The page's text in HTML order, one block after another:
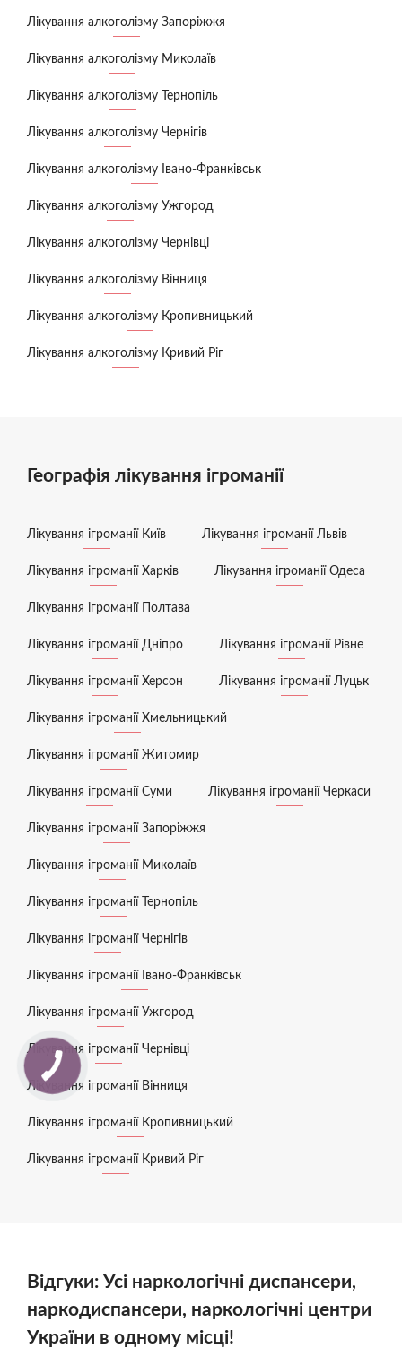
Лікування алкоголізму Запоріжжя
Лікування алкоголізму Миколаїв
Лікування алкоголізму Тернопіль
Лікування алкоголізму Чернігів
Лікування алкоголізму Івано-Франківськ
Лікування алкоголізму Ужгород
Лікування алкоголізму Чернівці
Лікування алкоголізму Вінниця
Лікування алкоголізму Кропивницький
Лікування алкоголізму Кривий Ріг
Географія лікування ігроманії
Лікування ігроманії Київ Лікування ігроманії Львів
Лікування ігроманії Харків Лікування ігроманії Одеса
Лікування ігроманії Полтава
Лікування ігроманії Дніпро Лікування ігроманії Рівне
Лікування ігроманії Херсон Лікування ігроманії Луцьк
Лікування ігроманії Хмельницький
Лікування ігроманії Житомир
Лікування ігроманії Суми Лікування ігроманії Черкаси
Лікування ігроманії Запоріжжя
Лікування ігроманії Миколаїв
Лікування ігроманії Тернопіль
Лікування ігроманії Чернігів
Лікування ігроманії Івано-Франківськ
Лікування ігроманії Ужгород
Лікування ігроманії Чернівці
Лікування ігроманії Вінниця
Лікування ігроманії Кропивницький
Лікування ігроманії Кривий Ріг
Відгуки: Усі наркологічні диспансери,
наркодиспансери, наркологічні центри
України в одному місці!